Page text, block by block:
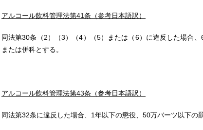
アルコール飲料管理法第41条（参考日本語訳）
同法第30条（2）（3）（4）（5）または（6）に違反した場合、
または併科とする。
アルコール飲料管理法第43条（参考日本語訳）
同法第32条に違反した場合、1年以下の懲役、50万バーツ以下の